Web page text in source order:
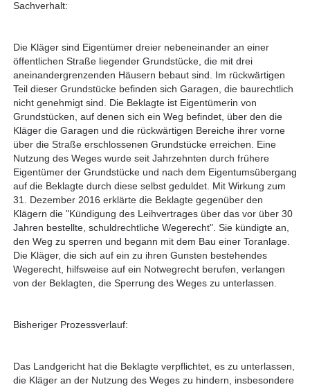
Sachverhalt:
Die Kläger sind Eigentümer dreier nebeneinander an einer
öffentlichen Straße liegender Grundstücke, die mit drei
aneinandergrenzenden Häusern bebaut sind. Im rückwärtigen
Teil dieser Grundstücke befinden sich Garagen, die baurechtlich
nicht genehmigt sind. Die Beklagte ist Eigentümerin von
Grundstücken, auf denen sich ein Weg befindet, über den die
Kläger die Garagen und die rückwärtigen Bereiche ihrer vorne
über die Straße erschlossenen Grundstücke erreichen. Eine
Nutzung des Weges wurde seit Jahrzehnten durch frühere
Eigentümer der Grundstücke und nach dem Eigentumsübergang
auf die Beklagte durch diese selbst geduldet. Mit Wirkung zum
31. Dezember 2016 erklärte die Beklagte gegenüber den
Klägern die "Kündigung des Leihvertrages über das vor über 30
Jahren bestellte, schuldrechtliche Wegerecht". Sie kündigte an,
den Weg zu sperren und begann mit dem Bau einer Toranlage.
Die Kläger, die sich auf ein zu ihren Gunsten bestehendes
Wegerecht, hilfsweise auf ein Notwegrecht berufen, verlangen
von der Beklagten, die Sperrung des Weges zu unterlassen.
Bisheriger Prozessverlauf:
Das Landgericht hat die Beklagte verpflichtet, es zu unterlassen,
die Kläger an der Nutzung des Weges zu hindern, insbesondere